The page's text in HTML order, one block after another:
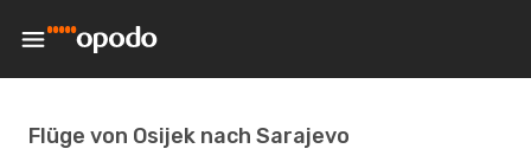
Flüge von Osijek nach Sarajevo